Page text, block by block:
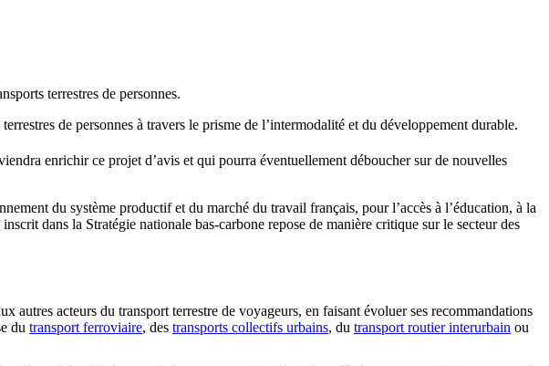
terrestres de personnes.
de personnes à travers le prisme de l’intermodalité et du développement durable.
enrichir ce projet d’avis et qui pourra éventuellement déboucher sur de nouvelles
du système productif et du marché du travail français, pour l’accès à l’éducation, à la
dans la Stratégie nationale bas-carbone repose de manière critique sur le secteur des
autres acteurs du transport terrestre de voyageurs, en faisant évoluer ses recommandations
du transport ferroviaire, des transports collectifs urbains, du transport routier interurbain ou